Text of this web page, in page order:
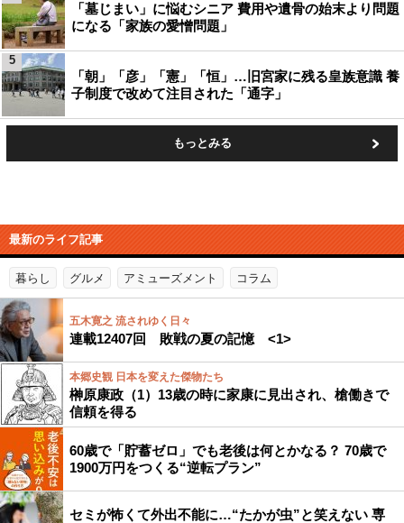
「墓じまい」に悩むシニア 費用や遺骨の始末より問題
になる「家族の愛憎問題」
「朝」「彦」「憲」「恒」…旧宮家に残る皇族意識 養
子制度で改めて注目された「通字」
5
もっとみる
最新のライフ記事
暮らし グルメ アミューズメント コラム
五木寛之 流されゆく日々
連載12407回 敗戦の夏の記憶 <1>
本郷史観 日本を変えた傑物たち
榊原康政（1）13歳の時に家康に見出され、槍働きで
信頼を得る
60歳で「貯蓄ゼロ」でも老後は何とかなる？ 70歳で
1900万円をつくる“逆転プラン”
セミが怖くて外出不能に…“たかが虫”と笑えない 専